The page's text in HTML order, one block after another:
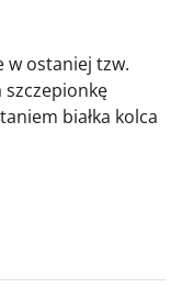
w ostaniej tzw.
białka kolca